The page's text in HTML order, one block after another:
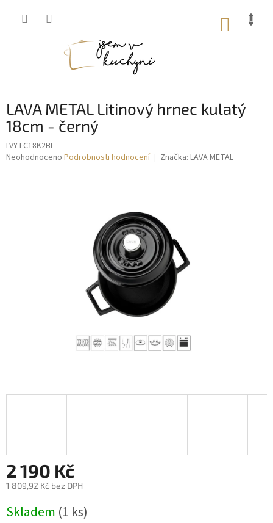
LAVA METAL Litinový hrnec kulatý
18cm - černý
LVYTC18K2BL
Průměrné
Neohodnoceno Podrobnosti hodnocení Značka: LAVA METAL
2 190 Kč
1 809,92 Kč bez DPH
cena:
Skladem (1 ks)